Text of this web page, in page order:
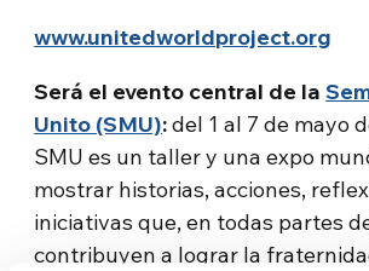
www.unitedworldproject.org
Será el evento central de la
Unito (SMU):del 1 al 7 de mayo
SMU es un taller y una expo
mostrar historias, acciones,
iniciativas que, en todas partes
contribuyen a lograr la